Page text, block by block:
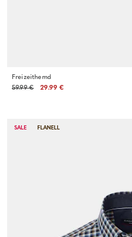
Freizeithemd
59.99 €
29.99 €
SALE FLANELL